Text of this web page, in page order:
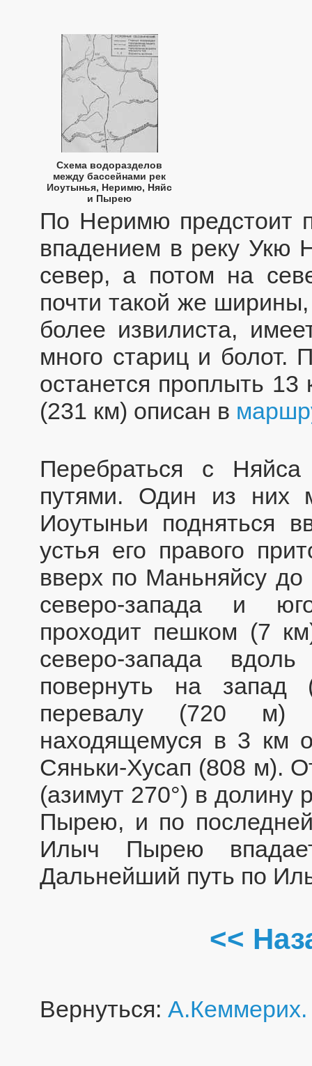
Схема водоразделов
между бассейнами рек
Иоутынья, Неримю, Няйс
и Пырею
По Неримю предстоит
впадением в реку Укю
север, а потом на
почти такой же
более извилиста,
много стариц и
останется проплыть
(231 км) описан в
Перебраться с
путями. Один из них
Иоутыньи подняться
устья его правого
вверх по Маньняйсу до
северо-запада и
проходит пешком (7
северо-запада
повернуть на запад
перевалу (720 м)
находящемуся в 3 км
Сяньки-Хусап (808 м).
(азимут 270°) в долину
Пырею, и по
Илыч Пырею
Дальнейший путь по
<<
Вернуться: